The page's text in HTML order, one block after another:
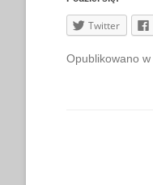
Twitter
Opublikowano w